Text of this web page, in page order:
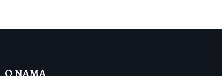
O NAMA